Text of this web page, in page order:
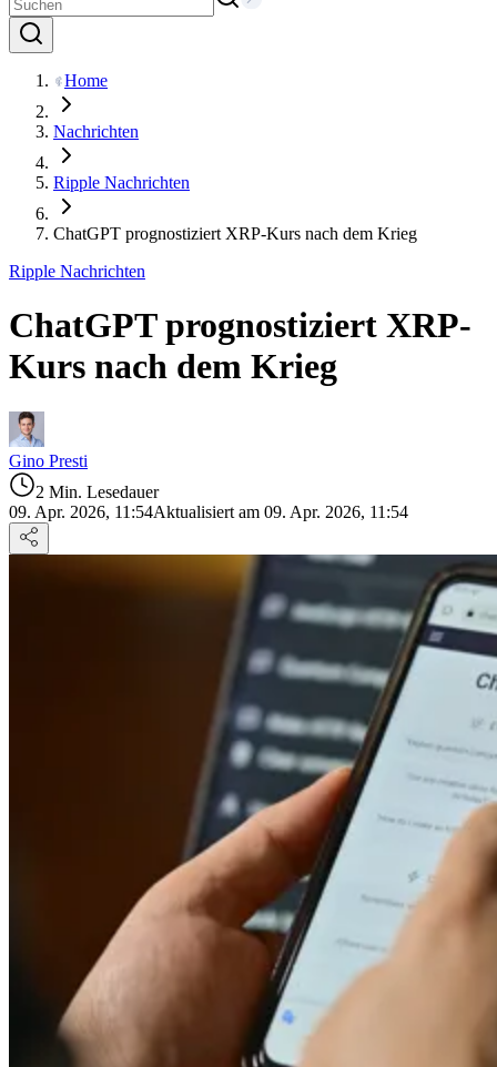
Home
Nachrichten
Ripple Nachrichten
ChatGPT prognostiziert XRP-Kurs nach dem Krieg
Ripple Nachrichten
ChatGPT prognostiziert XRP-
Kurs nach dem Krieg
Gino Presti
2 Min. Lesedauer
09. Apr. 2026, 11:54Aktualisiert am 09. Apr. 2026, 11:54